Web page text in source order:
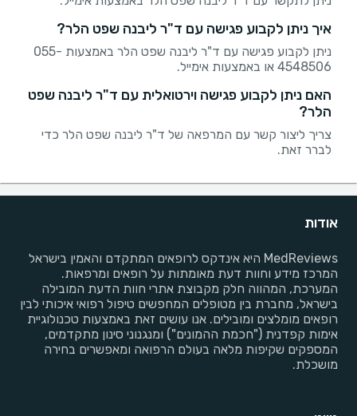
איך ניתן לקבוע פגישה עם ד"ר ליבנה שפט הלר?
ניתן לקבוע פגישה עם ד"ר ליבנה שפט הלר באמצעות 055-
4548506 או באמצעות אימייל.
האם ניתן לקבוע פגישה וירטואלית עם ד"ר ליבנה שפט
הלר?
צריך ליצור קשר עם המרפאה של ד"ר ליבנה שפט הלר כדי
לברר זאת.
אודות
MedReviews היא אינדקס לרופאים המתקדם והאמין בישראל
המרכז מידע וחוות דעת מאומתות על רופאים ומרפאות.
המערכת, המהווה חלק מקבוצת אתרי חוות הדעת המובילה
בישראל, מחברת בין מטופלים המחפשים טיפול רפואי איכותי לבין
רופאים מומלצים ומובילים. אנו עושים זאת באמצעות טכנולוגיית
אימות קפדנית ("חכמת ההמונים") ומנגנוני סינון מתקדמים,
המספקים שקיפות מלאה בעולם הרפואה ומאפשרים בחירה
מושכלת.